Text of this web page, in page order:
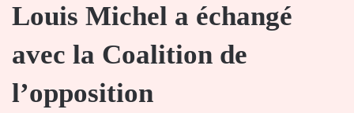
Louis Michel a échangé
avec la Coalition de
l’opposition